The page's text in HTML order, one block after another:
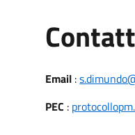
Email :
PEC :